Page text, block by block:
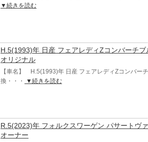
▼続きを読む
H.5(1993)年 日産 フェアレディZコンバーチ
オリジナル
【車名】 H.5(1993)年 日産 フェアレディZコンバー
換・・・
▼続きを読む
R.5(2023)年 フォルクスワーゲン パサートヴ
オーナー